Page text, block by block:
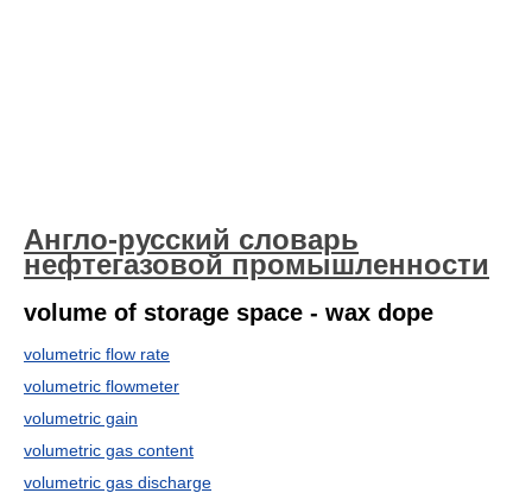
Англо-русский словарь
нефтегазовой промышленности
volume of storage space - wax dope
volumetric flow rate
volumetric flowmeter
volumetric gain
volumetric gas content
volumetric gas discharge